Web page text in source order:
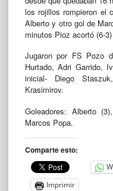
los rojillos rompieron el
Alberto y otro gol de
minutos Pioz acortó (6-
Jugaron por FS Pozo
Hurtado, Adri Garrido,
inicial- Diego
Krasimirov.
Goleadores: Alberto
Marcos Popa.
Comparte esto:
Imprimir